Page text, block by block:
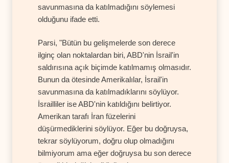
savunmasına da katılmadığını söylemesi
olduğunu ifade etti.
Parsi, "Bütün bu gelişmelerde son derece
ilginç olan noktalardan biri, ABD'nin İsrail'in
saldırısına açık biçimde katılmamış olmasıdır.
Bunun da ötesinde Amerikalılar, İsrail'in
savunmasına da katılmadıklarını söylüyor.
İsrailliler ise ABD'nin katıldığını belirtiyor.
Amerikan tarafı İran füzelerini
düşürmediklerini söylüyor. Eğer bu doğruysa,
tekrar söylüyorum, doğru olup olmadığını
bilmiyorum ama eğer doğruysa bu son derece